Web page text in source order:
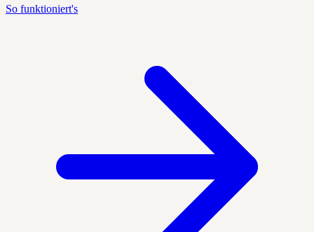
So funktioniert's